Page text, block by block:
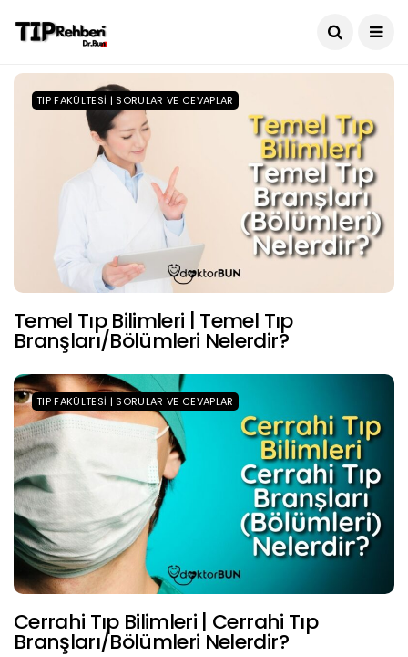
TIP FAKÜLTESI | SORULAR VE CEVAPLAR
Temel Tıp Bilimleri | Temel Tıp
Branşları/Bölümleri Nelerdir?
TIP FAKÜLTESI | SORULAR VE CEVAPLAR
Cerrahi Tıp Bilimleri | Cerrahi Tıp
Branşları/Bölümleri Nelerdir?